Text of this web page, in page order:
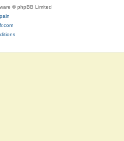
© phpBB Limited